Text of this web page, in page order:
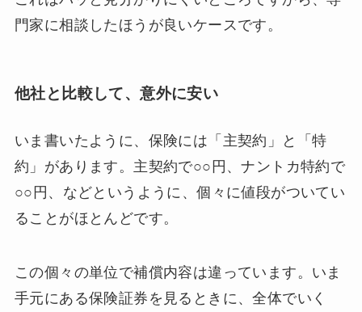
門家に相談したほうが良いケースです。
他社と比較して、意外に安い
いま書いたように、保険には「主契約」と「特
約」があります。主契約で○○円、ナントカ特約で
○○円、などというように、個々に値段がついてい
ることがほとんどです。
この個々の単位で補償内容は違っています。いま
手元にある保険証券を見るときに、全体でいく